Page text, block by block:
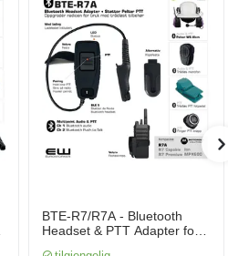
BTE-R7/R7A - Bluetooth
Headset & PTT Adapter for